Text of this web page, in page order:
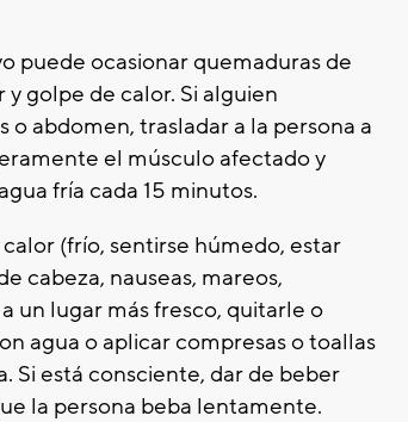
puede ocasionar quemaduras de
golpe de calor. Si alguien
abdomen, trasladar a la persona a
el músculo afectado y
fría cada 15 minutos.
(frío, sentirse húmedo, estar
cabeza, nauseas, mareos,
un lugar más fresco, quitarle o
agua o aplicar compresas o toallas
Si está consciente, dar de beber
la persona beba lentamente.